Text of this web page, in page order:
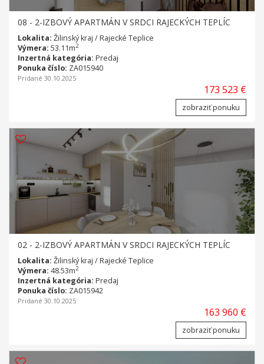
08 - 2-IZBOVÝ APARTMÁN V SRDCI RAJECKÝCH TEPLÍC
Lokalita: Žilinský kraj / Rajecké Teplice
Výmera: 53.11m2
Inzertná kategória: Predaj
Ponuka číslo: ZA015940
Pridané 30.10.2025
173 523 €
zobraziť ponuku
02 - 2-IZBOVÝ APARTMÁN V SRDCI RAJECKÝCH TEPLÍC
Lokalita: Žilinský kraj / Rajecké Teplice
Výmera: 48.53m2
Inzertná kategória: Predaj
Ponuka číslo: ZA015942
Pridané 30.10.2025
163 960 €
zobraziť ponuku